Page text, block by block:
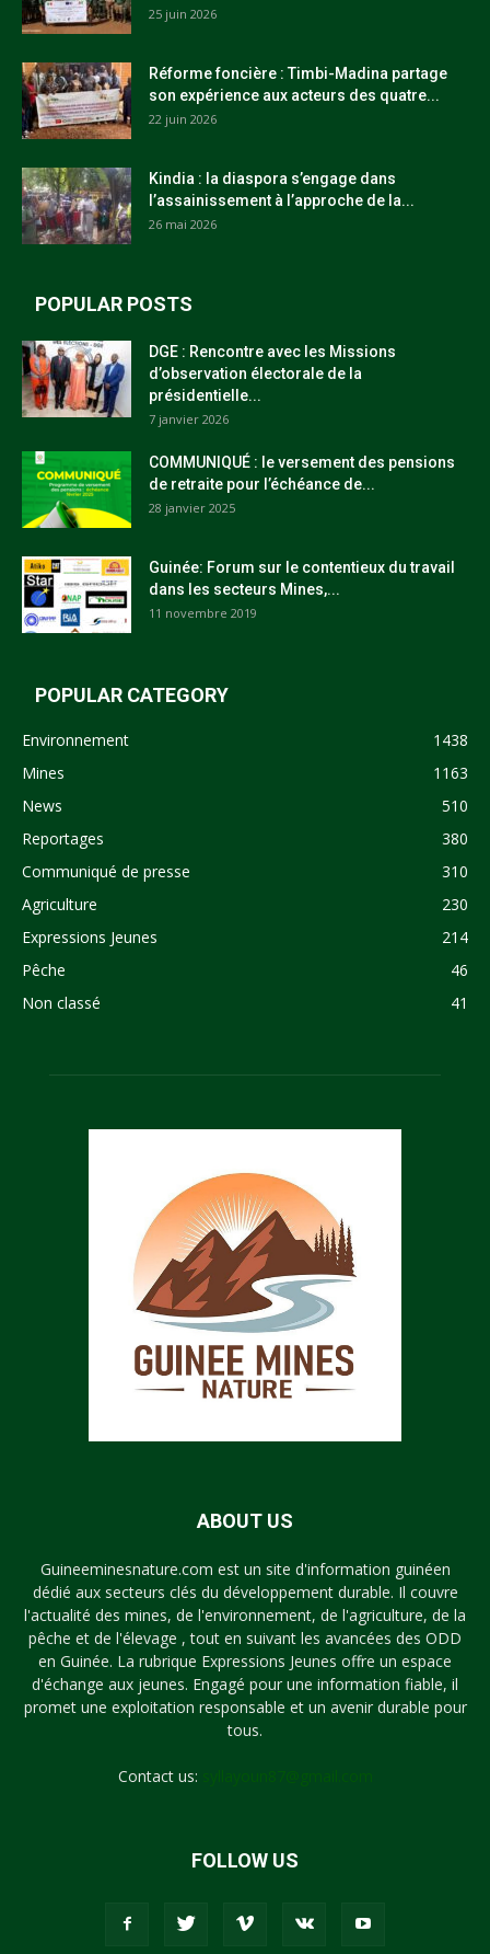
25 juin 2026
Réforme foncière : Timbi-Madina partage
son expérience aux acteurs des quatre...
22 juin 2026
Kindia : la diaspora s’engage dans
l’assainissement à l’approche de la...
26 mai 2026
POPULAR POSTS
DGE : Rencontre avec les Missions
d’observation électorale de la
présidentielle...
7 janvier 2026
COMMUNIQUÉ : le versement des pensions
de retraite pour l’échéance de...
28 janvier 2025
Guinée: Forum sur le contentieux du travail
dans les secteurs Mines,...
11 novembre 2019
POPULAR CATEGORY
Environnement
1438
Mines
1163
News
510
Reportages
380
Communiqué de presse
310
Agriculture
230
Expressions Jeunes
214
Pêche
46
Non classé
41
ABOUT US
Guineeminesnature.com est un site d'information guinéen
dédié aux secteurs clés du développement durable. Il couvre
l'actualité des mines, de l'environnement, de l'agriculture, de la
pêche et de l'élevage , tout en suivant les avancées des ODD
en Guinée. La rubrique Expressions Jeunes offre un espace
d'échange aux jeunes. Engagé pour une information fiable, il
promet une exploitation responsable et un avenir durable pour
tous.
Contact us:
FOLLOW US